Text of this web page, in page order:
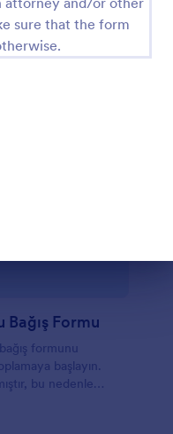
sure that the form
Bağış Formu
formunu
başlayın.
bu nedenle